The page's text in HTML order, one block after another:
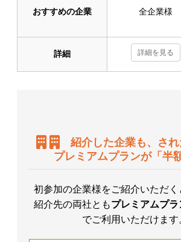
おすすめの企業 全企業様
詳細 詳細を見る
紹介した企業も、され
プレミアムプランが「半
初参加の企業様をご紹介いただく
紹介先の両社ともプレミアムプ
でご利用いただけます